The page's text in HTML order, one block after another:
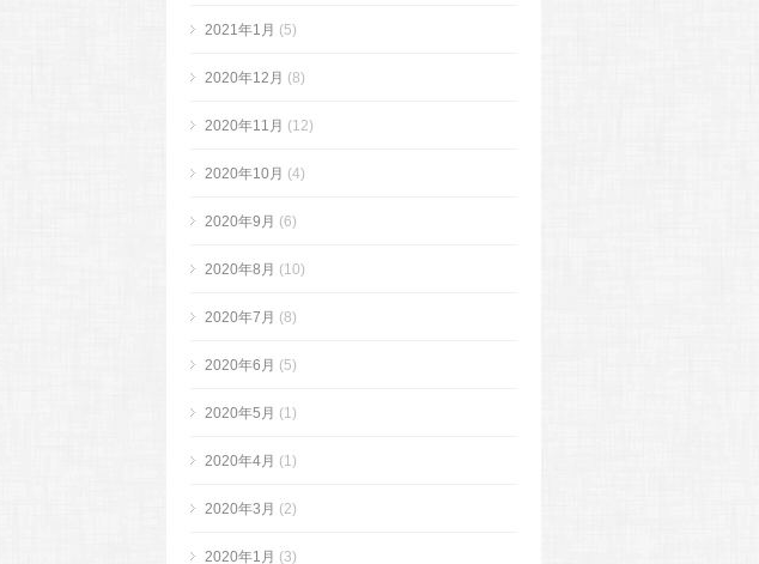
2021年1月 (5)
2020年12月 (8)
2020年11月 (12)
2020年10月 (4)
2020年9月 (6)
2020年8月 (10)
2020年7月 (8)
2020年6月 (5)
2020年5月 (1)
2020年4月 (1)
2020年3月 (2)
2020年1月 (3)